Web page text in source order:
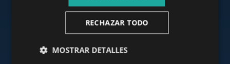
www.budapestoffices.net
www.budapestpropertysellers.com
RECHAZAR TODO
MOSTRAR DETALLES